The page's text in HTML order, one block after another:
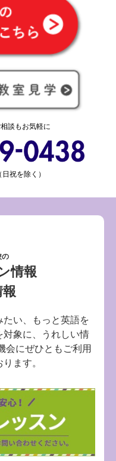
談もお気軽に
祝を除く）
の
情報
い、もっと英語を
対象に、うれしい情
会にぜひともご利用
ます。